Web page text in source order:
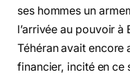
ses hommes un
l’arrivée au pouvoir à
Téhéran avait encore
financier, incité en ce